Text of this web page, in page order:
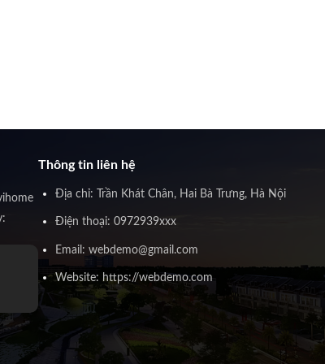
Thông tin liên hệ
Địa chỉ: Trần Khát Chân, Hai Bà Trưng, Hà Nội
Điện thoại: 0972939xxx
Email: webdemo@gmail.com
Website: https://webdemo.com